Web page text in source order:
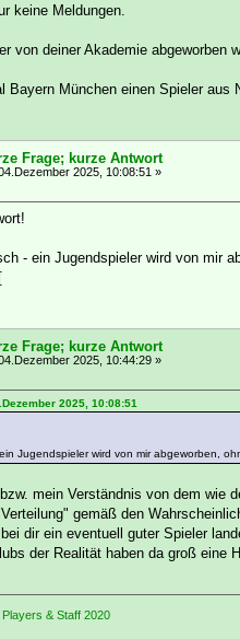
keine Meldungen.
von deiner Akademie abgeworben
Bayern München einen Spieler aus
Frage; kurze Antwort
2025, 10:08:51 »
- ein Jugendspieler wird von mir
Frage; kurze Antwort
2025, 10:44:29 »
2025, 10:08:51
Jugendspieler wird von mir abgeworben,
mein Verständnis von dem
gemäß den
dir ein eventuell guter Spieler
der Realität haben da groß eine
& Staff 2020